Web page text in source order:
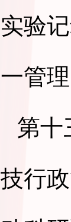
实验
一管
第十
技行